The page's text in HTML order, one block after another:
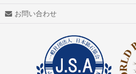
勾玉
レアブレスレット
アゼツライト
アフガナイト
お問い合わせ